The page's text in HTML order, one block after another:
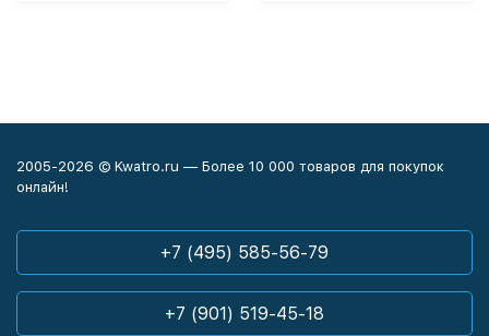
2005-2026 © Kwatro.ru — Более 10 000 товаров для покупок
онлайн!
+7 (495) 585-56-79
+7 (901) 519-45-18